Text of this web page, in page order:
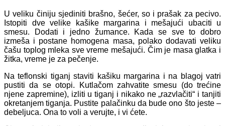
U veliku činiju sjediniti brašno, šećer, so i prašak za pecivo.
Istopiti dve velike kašike margarina i mešajući ubaciti u
smesu. Dodati i jedno žumance. Kada se sve to dobro
izmeša i postane homogena masa, polako dodavati veliku
čašu toplog mleka sve vreme mešajući. Čim je masa glatka i
žitka, vreme je za pečenje.
Na teflonski tiganj staviti kašiku margarina i na blagoj vatri
pustiti da se otopi. Kutlačom zahvatite smesu (do trećine
njene zapremine), izliti u tiganj i nikako ne „razvlačiti“ i tanjiti
okretanjem tiganja. Pustite palačinku da bude ono što jeste –
debeljuca. Ona to voli a verujte, i vi ćete.